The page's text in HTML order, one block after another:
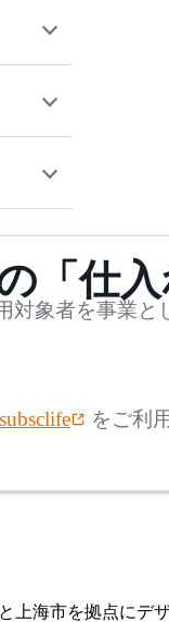
リ
~
mm
「仕
対象者を事業と
subsclife をご利
上海市を拠点にデ